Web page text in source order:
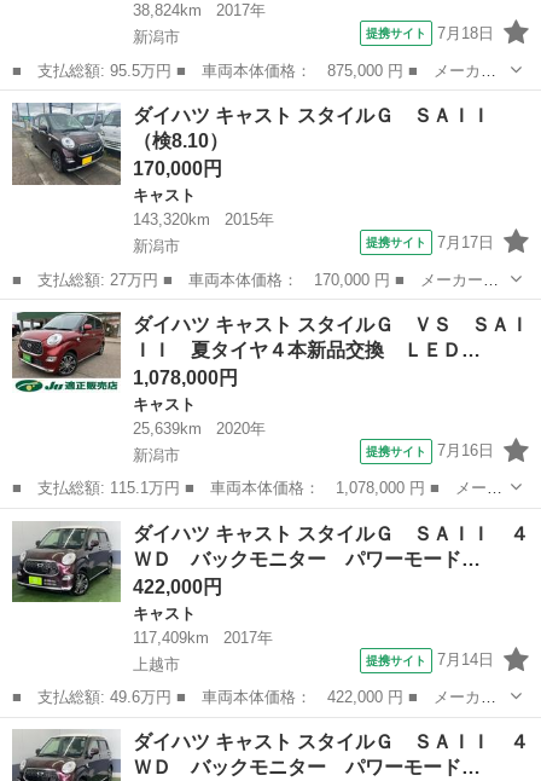
38,824km
2017年
新潟市
提携サイト 7月18日
■ 支払総額: 95.5万円 ■ 車両本体価格： 875,000 円 ■ メーカー
名： ダイハツ ■ 車種名： キャスト ■ グレード名： アクティ
バＧ ターボ プライムコレクション ＳＡＩＩ ４ＷＤ 純正大画
面ナビＴＶ ...
新潟 新潟市 キャスト
ダイハツ キャスト スタイルＧ ＳＡＩＩ
（検8.10）
170,000円
キャスト
143,320km
2015年
新潟市
提携サイト 7月17日
■ 支払総額: 27万円 ■ 車両本体価格： 170,000 円 ■ メーカー
名： ダイハツ ■ 車種名： キャスト ■ グレード名： スタイル
Ｇ ＳＡＩＩ ■ 排気量： 660cc ■ ドア枚数： 5D ■ ミッショ
ン：...
新潟 新潟市 キャスト
ダイハツ キャスト スタイルＧ ＶＳ ＳＡＩ
ＩＩ 夏タイヤ４本新品交換 ＬＥＤ…
1,078,000円
キャスト
25,639km
2020年
新潟市
提携サイト 7月16日
■ 支払総額: 115.1万円 ■ 車両本体価格： 1,078,000 円 ■ メーカ
ー名： ダイハツ ■ 車種名： キャスト ■ グレード名： スタイ
ルＧ ＶＳ ＳＡＩＩＩ 夏タイヤ４本新品交換 ＬＥＤライト Ｌ
ＥＤフォ...
新潟 新潟市 キャスト
ダイハツ キャスト スタイルＧ ＳＡＩＩ ４
ＷＤ バックモニター パワーモード…
422,000円
キャスト
117,409km
2017年
上越市
提携サイト 7月14日
■ 支払総額: 49.6万円 ■ 車両本体価格： 422,000 円 ■ メーカー
名： ダイハツ ■ 車種名： キャスト ■ グレード名： スタイル
Ｇ ＳＡＩＩ ４ＷＤ バックモニター パワーモード 純正ＳＤナ
ビ Ｂｌｕｅ...
新潟 上越市 キャスト
ダイハツ キャスト スタイルＧ ＳＡＩＩ ４
ＷＤ バックモニター パワーモード…